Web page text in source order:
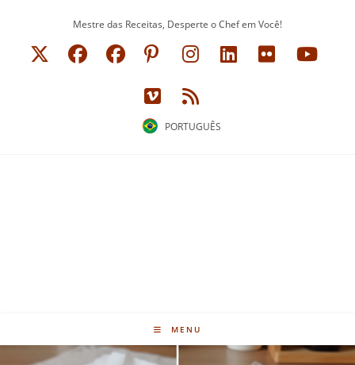
Mestre das Receitas, Desperte o Chef em Você!
PORTUGUÊS
MENU